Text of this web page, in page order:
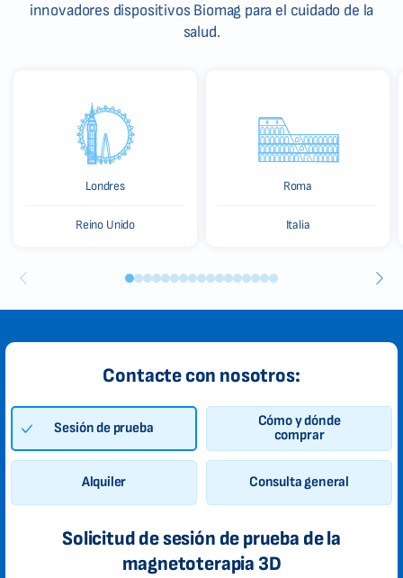
innovadores dispositivos Biomag para el cuidado de la
salud.
Londres
Reino Unido
Roma
Italia
Contacte con nosotros:
Sesión de prueba
Cómo y dónde
comprar
Alquiler Consulta general
Solicitud de sesión de prueba de la
magnetoterapia 3D